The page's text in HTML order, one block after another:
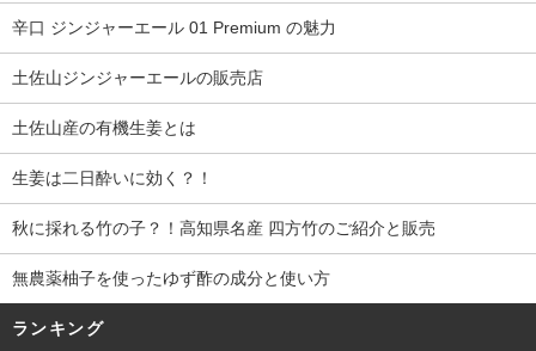
辛口 ジンジャーエール 01 Premium の魅力
土佐山ジンジャーエールの販売店
土佐山産の有機生姜とは
生姜は二日酔いに効く？！
秋に採れる竹の子？！高知県名産 四方竹のご紹介と販売
無農薬柚子を使ったゆず酢の成分と使い方
ランキング